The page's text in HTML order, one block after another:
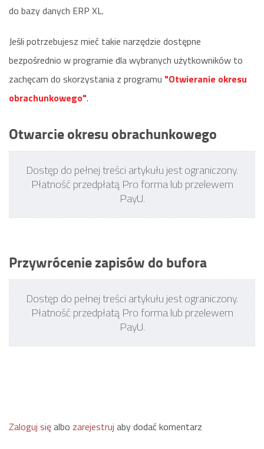
do bazy danych ERP XL.
Jeśli potrzebujesz mieć takie narzędzie dostępne
bezpośrednio w programie dla wybranych użytkowników to
zachęcam do skorzystania z programu "Otwieranie okresu
obrachunkowego".
Otwarcie okresu obrachunkowego
Dostęp do pełnej treści artykułu jest ograniczony.
Płatność przedpłatą Pro forma lub przelewem
PayU.
Przywrócenie zapisów do bufora
Dostęp do pełnej treści artykułu jest ograniczony.
Płatność przedpłatą Pro forma lub przelewem
PayU.
Zaloguj sięalbo zarejestruj aby dodać komentarz